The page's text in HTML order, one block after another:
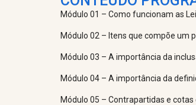
Módulo 01 – Como funcionam as
Módulo 02 – Itens que compõe um
Módulo 03 – A importância da
Módulo 04 – A importância da
Módulo 05 – Contrapartidas e cotas